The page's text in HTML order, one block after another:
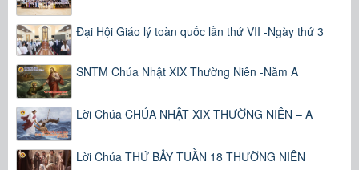
Đại Hội Giáo lý toàn quốc lần thứ VII -Ngày thứ 3
SNTM Chúa Nhật XIX Thường Niên -Năm A
Lời Chúa CHÚA NHẬT XIX THƯỜNG NIÊN – A
Lời Chúa THỨ BẢY TUẦN 18 THƯỜNG NIÊN